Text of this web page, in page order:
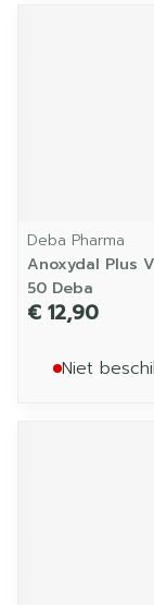
Deba Pharma
Anoxydal Plus
50 Deba
€ 12,90
Niet